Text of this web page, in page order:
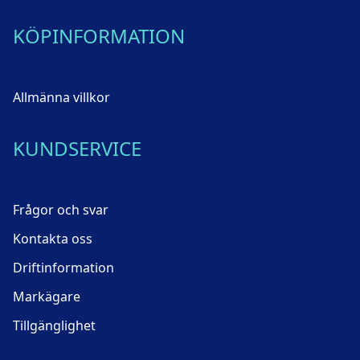
KÖPINFORMATION
Allmänna villkor
KUNDSERVICE
Frågor och svar
Kontakta oss
Driftinformation
Markägare
Tillgänglighet